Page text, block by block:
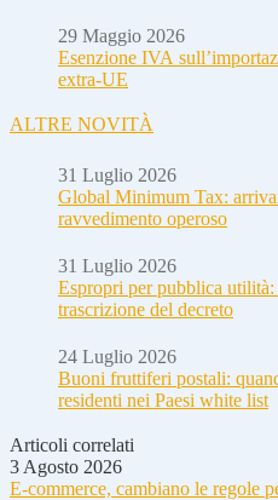
29 Maggio 2026
Esenzione IVA
extra-UE
ALTRE NOVITÀ
31 Luglio 2026
Global Minimum Tax:
ravvedimento operoso
31 Luglio 2026
Espropri per pubblica
trascrizione del decreto
24 Luglio 2026
Buoni fruttiferi postali:
residenti nei Paesi white list
Articoli correlati
3 Agosto 2026
E-commerce, cambiano le regole